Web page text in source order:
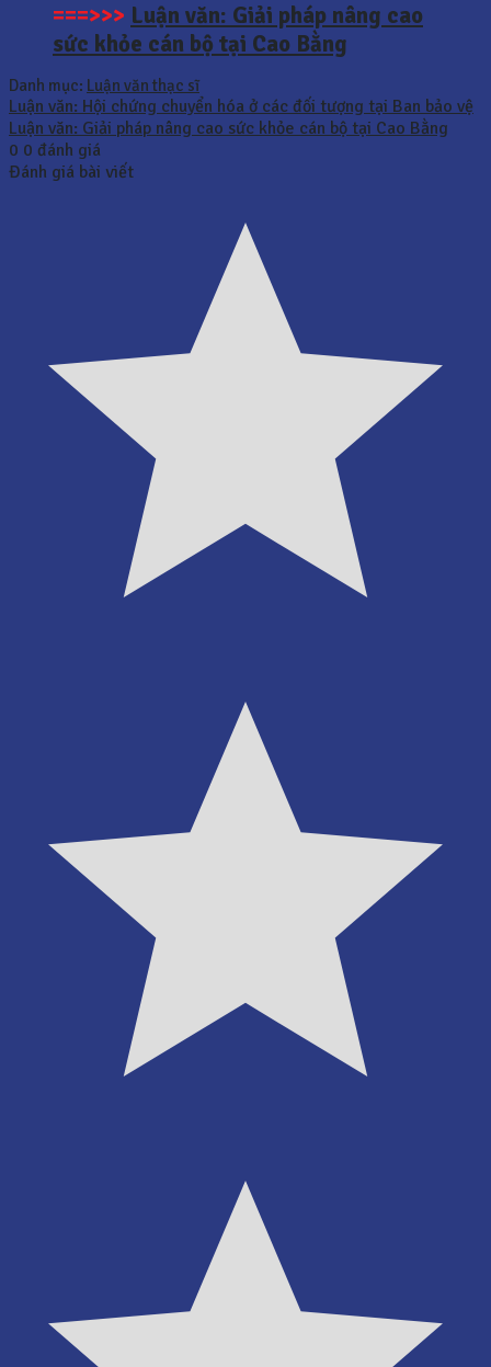
===>>> Luận văn: Giải pháp nâng cao
sức khỏe cán bộ tại Cao Bằng
Danh mục: Luận văn thạc sĩ
Luận văn: Hội chứng chuyển hóa ở các đối tượng tại Ban bảo vệ
Luận văn: Giải pháp nâng cao sức khỏe cán bộ tại Cao Bằng
0 0 đánh giá
Đánh giá bài viết